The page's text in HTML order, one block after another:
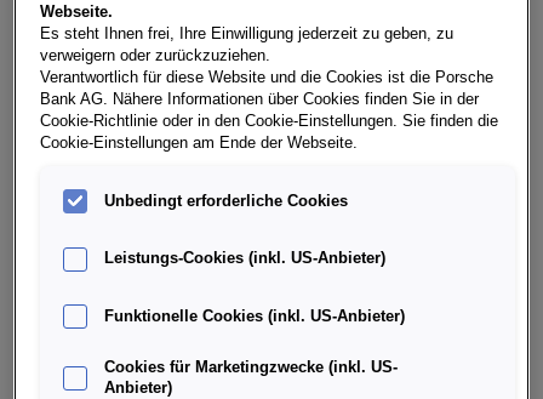
Weitere Infos & Daten
Fahrzeugdaten
Finanzierung über die Porsche Bank
Händlerinformation
Webseite.
Es steht Ihnen frei, Ihre Einwilligung jederzeit zu geben, zu
verweigern oder zurückzuziehen.
Verantwortlich für diese Website und die Cookies ist die Porsche
Bank AG. Nähere Informationen über Cookies finden Sie in der
Cookie-Richtlinie oder in den Cookie-Einstellungen. Sie finden die
Cookie-Einstellungen am Ende der Webseite.
Unbedingt erforderliche Cookies
Leistungs-Cookies (inkl. US-Anbieter)
Funktionelle Cookies (inkl. US-Anbieter)
Cookies für Marketingzwecke (inkl. US-
Anbieter)